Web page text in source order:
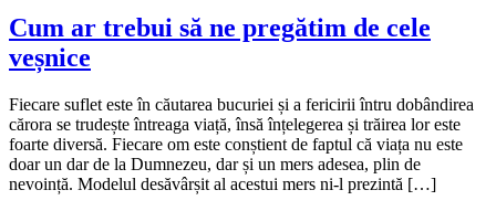
Cum ar trebui să ne pregătim de cele
veșnice
Fiecare suflet este în căutarea bucuriei și a fericirii întru dobândirea
cărora se trudește întreaga viață, însă înțelegerea și trăirea lor este
foarte diversă. Fiecare om este conștient de faptul că viața nu este
doar un dar de la Dumnezeu, dar și un mers adesea, plin de
nevoință. Modelul desăvârșit al acestui mers ni-l prezintă […]